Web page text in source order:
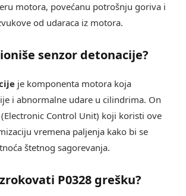
motora, povećanu potrošnju goriva i
od udaraca iz motora.
senzor detonacije?
je komponenta motora koja
i abnormalne udare u cilindrima. On
(Electronic Control Unit) koji koristi ove
vremena paljenja kako bi se
štetnog sagorevanja.
P0328 grešku?